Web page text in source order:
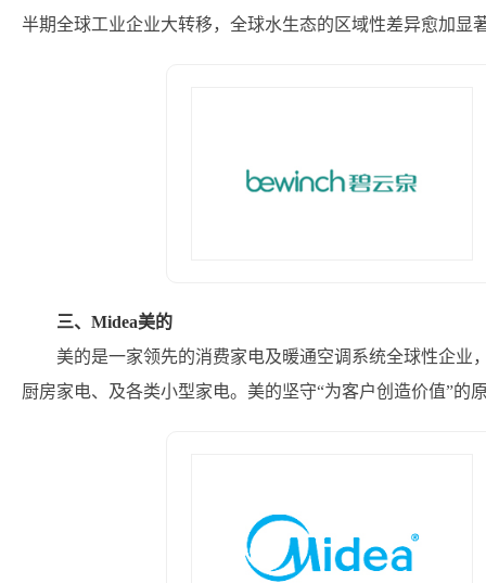
半期全球工业企业大转移，全球水生态的区域性差异愈加显
三、Midea美的
美的是一家领先的消费家电及暖通空调系统全球性企
厨房家电、及各类小型家电。美的坚守“为客户创造价值”的